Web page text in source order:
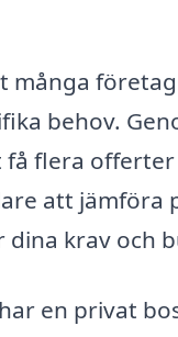
många
behov.
få flera
att jämföra
krav och
en privat